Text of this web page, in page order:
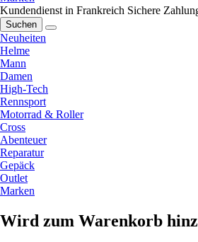
Kundendienst in Frankreich Sichere
Suchen
Neuheiten
Helme
Mann
Damen
High-Tech
Rennsport
Motorrad & Roller
Cross
Abenteuer
Reparatur
Gepäck
Outlet
Marken
Wird zum Warenkorb